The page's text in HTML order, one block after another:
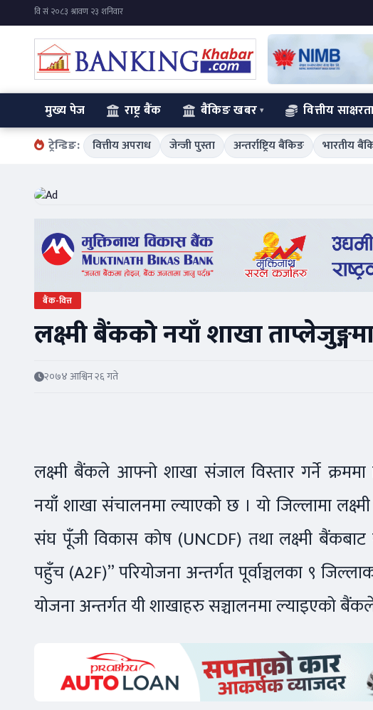
मुख्य पेज राष्ट्र बैंक बैंकिङ खबर वित्तीय
ट्रेन्डिङ: वित्तीय अपराध जेन्जी पुस्ता अन्तर्राष्ट्रिय बैंकिङ भारतीय
बैंक-वित्त
लक्ष्मी बैंकको नयाँ शाखा
२०७४ आश्विन २६ गते
लक्ष्मी बैंकले आफ्नो शाखा संजाल विस्तार गर्ने क्रममा
नयाँ शाखा संचालनमा ल्याएकोे छ । यो जिल्लामा
संघ पूँजी विकास कोष (UNCDF) तथा लक्ष्मी बैंकबाट
पहुँच (A2F)” परियोजना अन्तर्गत पूर्वाञ्चलका ९
योजना अन्तर्गत यी शाखाहरु सञ्चालनमा ल्याइएको